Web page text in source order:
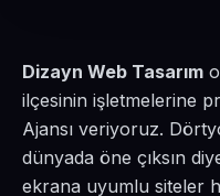
Dizayn Web Tasarım
ilçesinin işletmelerine
Ajansı veriyoruz.
dünyada öne çıksın
ekrana uyumlu siteler